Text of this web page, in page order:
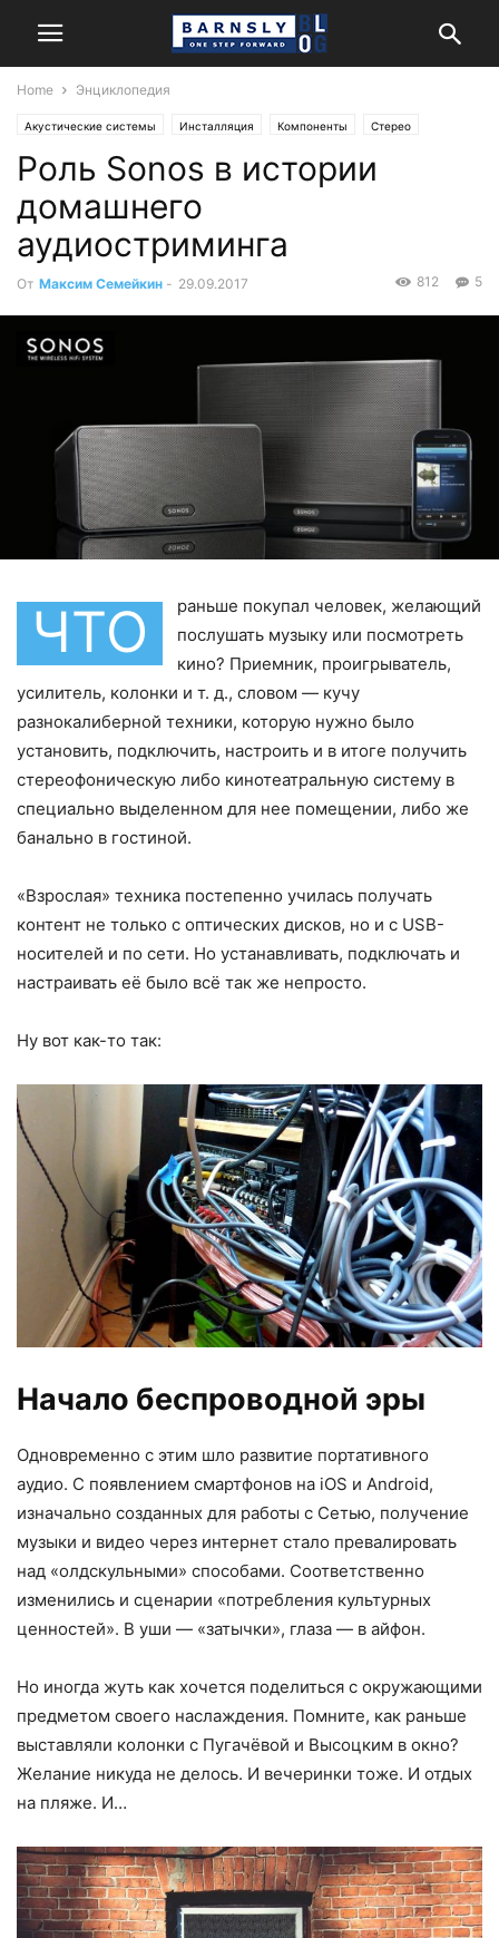
Home Энциклопедия
Акустические системы Инсталляция Компоненты Стерео
Энциклопедия
Роль Sonos в истории
домашнего
аудиостриминга
От Максим Семейкин - 29.09.2017 5
812
ЧТО
раньше покупал человек, желающий
послушать музыку или посмотреть
кино? Приемник, проигрыватель,
усилитель, колонки и т. д., словом — кучу
разнокалиберной техники, которую нужно было
установить, подключить, настроить и в итоге получить
стереофоническую либо кинотеатральную систему в
специально выделенном для нее помещении, либо же
банально в гостиной.
«Взрослая» техника постепенно училась получать
контент не только с оптических дисков, но и с USB-
носителей и по сети. Но устанавливать, подключать и
настраивать её было всё так же непросто.
Ну вот как-то так:
Начало беспроводной эры
Одновременно с этим шло развитие портативного
аудио. С появлением смартфонов на iOS и Android,
изначально созданных для работы с Сетью, получение
музыки и видео через интернет стало превалировать
над «олдскульными» способами. Соответственно
изменились и сценарии «потребления культурных
ценностей». В уши — «затычки», глаза — в айфон.
Но иногда жуть как хочется поделиться с окружающими
предметом своего наслаждения. Помните, как раньше
выставляли колонки с Пугачёвой и Высоцким в окно?
Желание никуда не делось. И вечеринки тоже. И отдых
на пляже. И…